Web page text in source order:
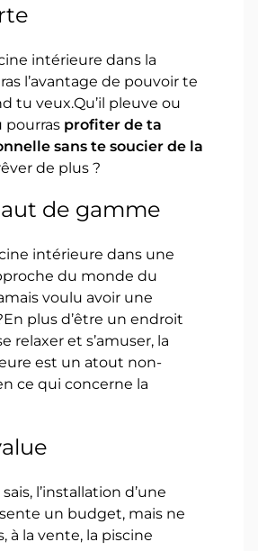
intérieure dans la
l’avantage de pouvoir te
tu veux.Qu’il pleuve ou
pourras profiter de ta
sans te soucier de la
de plus ?
de gamme
intérieure dans une
du monde du
voulu avoir une
plus d’être un endroit
relaxer et s’amuser, la
est un atout non-
ce qui concerne la
l’installation d’une
un budget, mais ne
à la vente, la piscine